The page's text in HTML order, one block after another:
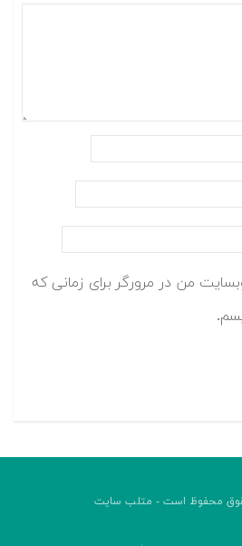
من در مرورگر برای زمانی که
محفوظ است - متلب سایت